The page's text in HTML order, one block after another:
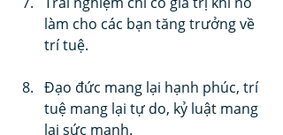
làm cho các bạn tăng trưởng về
trí tuệ.
Đạo đức mang lại hạnh phúc, trí
tuệ mang lại tự do, kỷ luật mang
lại sức mạnh.